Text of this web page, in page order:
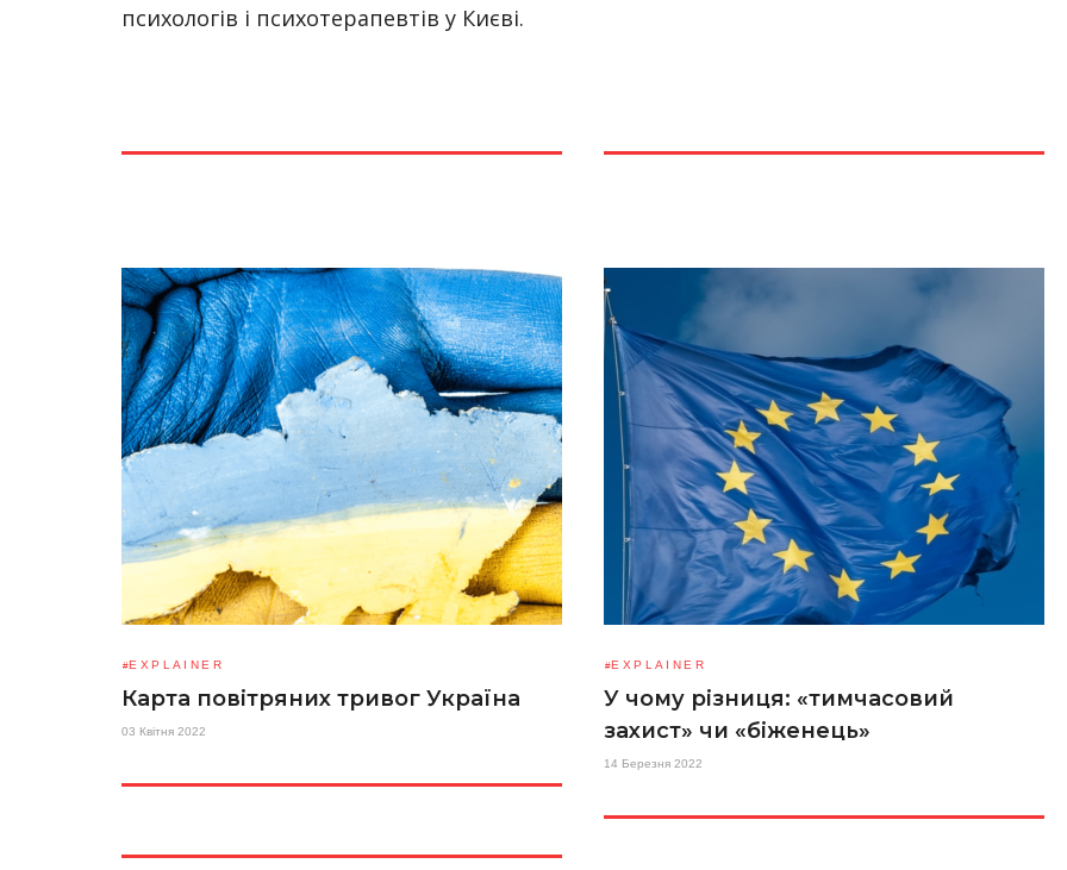
психологів і психотерапевтів у Києві.
EXPLAINER
Карта повітряних тривог Україна
03 Квітня 2022
EXPLAINER
У чому різниця: «тимчасовий
захист» чи «біженець»
14 Березня 2022